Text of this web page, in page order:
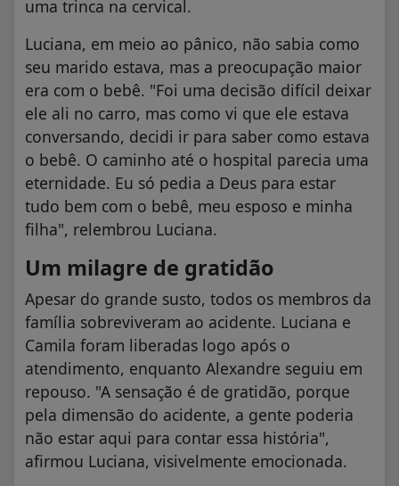
uma trinca na cervical.
Luciana, em meio ao pânico, não sabia como
seu marido estava, mas a preocupação maior
era com o bebê. "Foi uma decisão difícil deixar
ele ali no carro, mas como vi que ele estava
conversando, decidi ir para saber como estava
o bebê. O caminho até o hospital parecia uma
eternidade. Eu só pedia a Deus para estar
tudo bem com o bebê, meu esposo e minha
filha", relembrou Luciana.
Um milagre de gratidão
Apesar do grande susto, todos os membros da
família sobreviveram ao acidente. Luciana e
Camila foram liberadas logo após o
atendimento, enquanto Alexandre seguiu em
repouso. "A sensação é de gratidão, porque
pela dimensão do acidente, a gente poderia
não estar aqui para contar essa história",
afirmou Luciana, visivelmente emocionada.